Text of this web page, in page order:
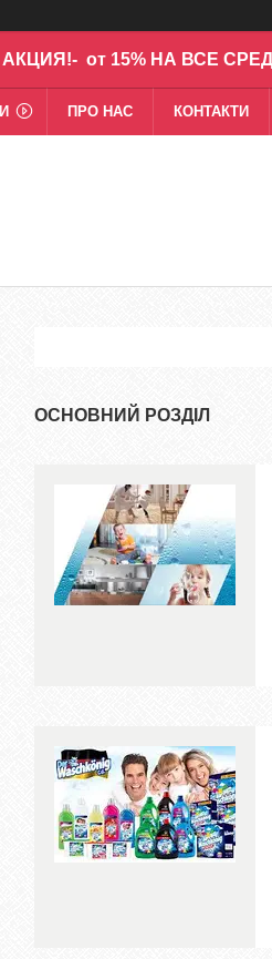
АКЦИЯ!- от 15% НА ВСЕ
ПРО НАС КОНТАКТИ
ОСНОВНИЙ РОЗДІЛ